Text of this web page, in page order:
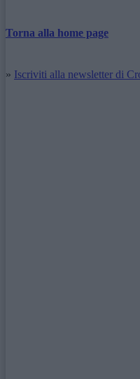
Torna alla home page
» Iscriviti alla newsletter di